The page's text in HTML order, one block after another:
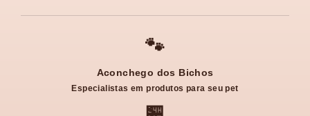
🐾
Aconchego dos Bichos
Especialistas em produtos para seu pet